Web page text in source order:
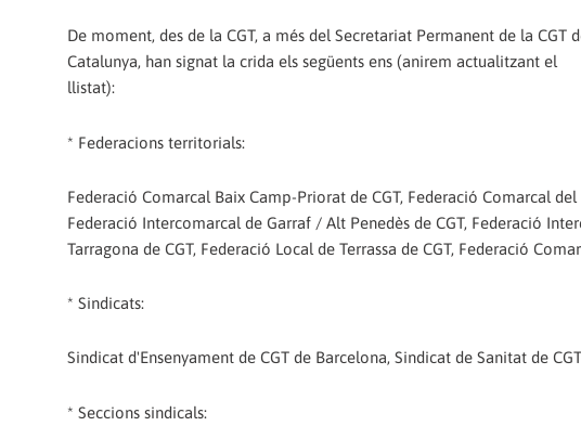
De moment, des de la CGT, a més del Secretariat Permanent de la CGT
Catalunya, han signat la crida els següents ens (anirem actualitzant el
llistat):
* Federacions territorials:
Federació Comarcal Baix Camp-Priorat de CGT, Federació Comarcal
Federació Intercomarcal de Garraf / Alt Penedès de CGT, Federació
Tarragona de CGT, Federació Local de Terrassa de CGT, Federació
* Sindicats:
Sindicat d'Ensenyament de CGT de Barcelona, Sindicat de Sanitat de
* Seccions sindicals: